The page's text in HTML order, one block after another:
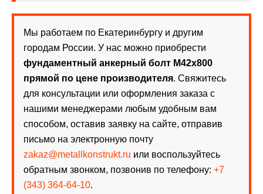
Мы работаем по Екатеринбургу и другим
городам России. У нас можно приобрести
фундаментный анкерный болт М42х800
прямой по цене производителя. Свяжитесь
для консультации или оформления заказа с
нашими менеджерами любым удобным вам
способом, оставив заявку на сайте, отправив
письмо на электронную почту
zakaz@metallkonstrukt.ru или воспользуйтесь
обратным звонком, позвонив по телефону: +7
(343) 364-64-10.